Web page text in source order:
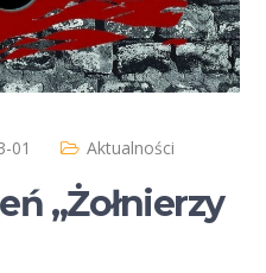
01 Aktualności
„Żołnierzy